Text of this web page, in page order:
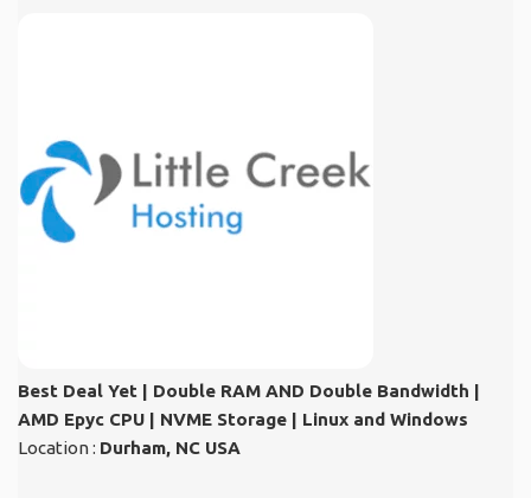
Best Deal Yet | Double RAM AND Double Bandwidth |
AMD Epyc CPU | NVME Storage | Linux and Windows
Location : Durham, NC USA